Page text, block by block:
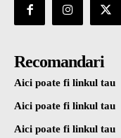
Recomandari
Aici poate fi linkul tau
Aici poate fi linkul tau
Aici poate fi linkul tau